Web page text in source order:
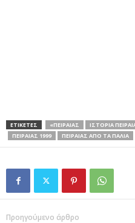
ΕΤΙΚΕΤΕΣ «ΠΕΙΡΑΙΆΣ ΙΣΤΟΡΙΑ
ΠΕΙΡΑΙΑΣ 1999
ΠΕΙΡΑΙΑΣ ΑΠΟ ΤΑ ΠΑΛΙΑ
Προηγούμενο άρθρο